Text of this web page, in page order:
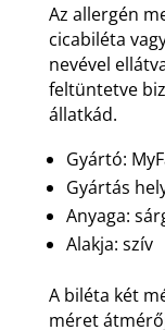
Az allergén
cicabiléta
nevével
feltüntetve
állatkád.
Gyártó:
Gyártás
Anyaga:
Alakja: szív
A biléta két
méret